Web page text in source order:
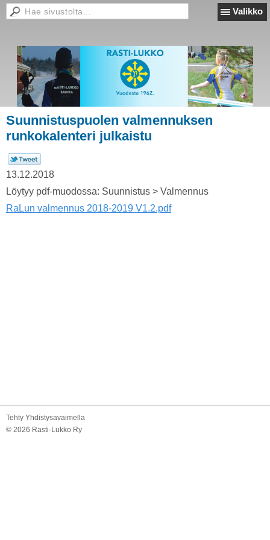
Valikko
Suunnistuspuolen valmennuksen
runkokalenteri julkaistu
13.12.2018
Löytyy pdf-muodossa: Suunnistus > Valmennus
RaLun valmennus 2018-2019 V1.2.pdf
Tehty Yhdistysavaimella
© 2026 Rasti-Lukko Ry